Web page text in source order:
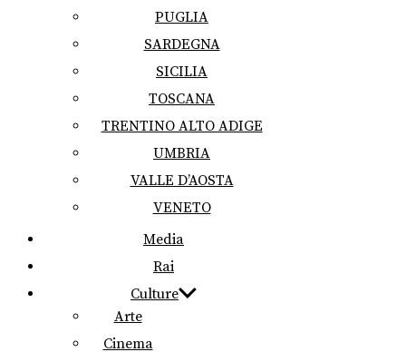
PUGLIA
SARDEGNA
SICILIA
TOSCANA
TRENTINO ALTO ADIGE
UMBRIA
VALLE D’AOSTA
VENETO
Media
Rai
Culture
Arte
Cinema